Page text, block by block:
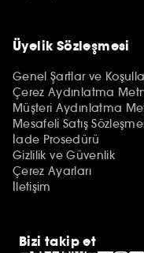
Üyelik Sözleşmesi
Genel Şartlar ve
Çerez Aydınlatma
Müşteri Aydınlatma
Mesafeli Satış
İade Prosedürü
Gizlilik ve Güvenlik
Çerez Ayarları
İletişim
Bizi takip et